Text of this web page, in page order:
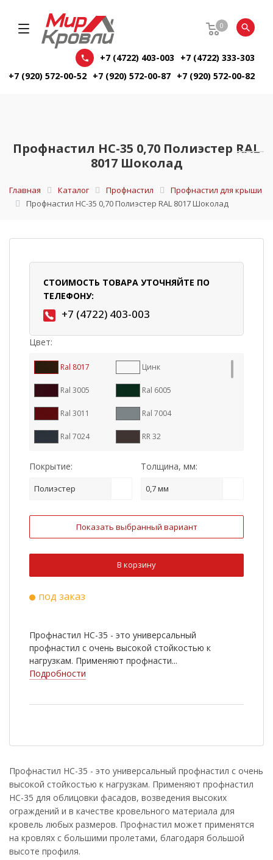
0
+7 (4722) 403-003
+7 (4722) 333-303
+7 (920) 572-00-52 +7 (920) 572-00-87 +7 (920) 572-00-82
Профнастил НС-35 0,70 Полиэстер RAL
8017 Шоколад
Главная Каталог Профнастил
Профнастил для крыши
Профнастил НС-35 0,70 Полиэстер RAL 8017 Шоколад
СТОИМОСТЬ ТОВАРА УТОЧНЯЙТЕ ПО
ТЕЛЕФОНУ:
+7 (4722) 403-003
Цвет:
Ral 8017 Цинк
Ral 3005 Ral 6005
Ral 3011 Ral 7004
Ral 7024 RR 32
RR 29 Ral 1015
Ral 3009 Ral 5005
Ral 9003 Ral 6020
Ral 8022
Ral 5002 Ral 5021
Ral 6002 Ral 7005
Ral 9006 Golden Dub
Cherry Wood
Покрытие:
Полиэстер
Толщина, мм:
0,7 мм
Показать выбранный вариант
В корзину
под заказ
Профнастил НС-35 - это универсальный
профнастил с очень высокой стойкостью к
нагрузкам. Применяют профнасти...
Подробности
Профнастил НС-35 - это универсальный профнастил с очень
высокой стойкостью к нагрузкам. Применяют профнастил
НС-35 для облицовки фасадов, возведения высоких
ограждений и в качестве кровельного материала для
кровель любых размеров. Профнастил может применятся
на кровлях с большими пролетами, благодаря большой
высоте профиля.